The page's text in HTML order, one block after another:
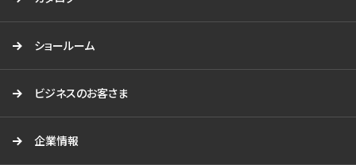
ショールーム
ビジネスのお客さま
企業情報